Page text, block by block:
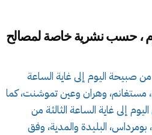
، حسب نشرية خاصة لمصالح
الساعة السادسة من صبيحة اليوم إلى غاية الساعة
مستغانم، وهران وعين تموشنت، كما
الثالثة بعد زوال اليوم إلى غاية الساعة الثالثة من
بومرداس، البليدة والمدية، وفق